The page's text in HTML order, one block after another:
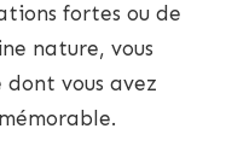
fortes ou de
nature, vous
vous avez